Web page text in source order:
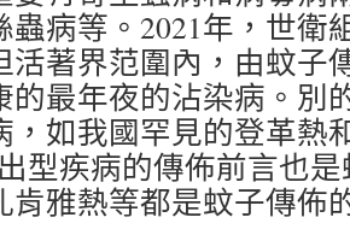
蟲病等。2021年，世衛
活著界范圍內，由蚊子
的最年夜的沾染病。別
，如我國罕見的登革熱
型疾病的傳佈前言也
肯雅熱等都是蚊子傳佈